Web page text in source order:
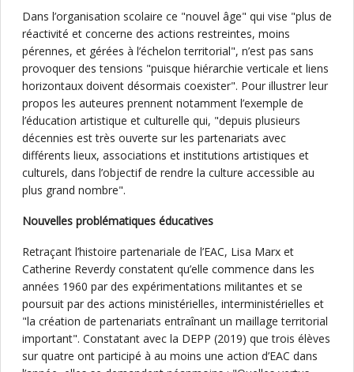
Dans l’organisation scolaire ce "nouvel âge" qui vise "plus de
réactivité et concerne des actions restreintes, moins
pérennes, et gérées à l’échelon territorial", n’est pas sans
provoquer des tensions "puisque hiérarchie verticale et liens
horizontaux doivent désormais coexister". Pour illustrer leur
propos les auteures prennent notamment l’exemple de
l’éducation artistique et culturelle qui, "depuis plusieurs
décennies est très ouverte sur les partenariats avec
différents lieux, associations et institutions artistiques et
culturels, dans l’objectif de rendre la culture accessible au
plus grand nombre".
Nouvelles problématiques éducatives
Retraçant l’histoire partenariale de l’EAC, Lisa Marx et
Catherine Reverdy constatent qu’elle commence dans les
années 1960 par des expérimentations militantes et se
poursuit par des actions ministérielles, interministérielles et
"la création de partenariats entraînant un maillage territorial
important". Constatant avec la DEPP (2019) que trois élèves
sur quatre ont participé à au moins une action d’EAC dans